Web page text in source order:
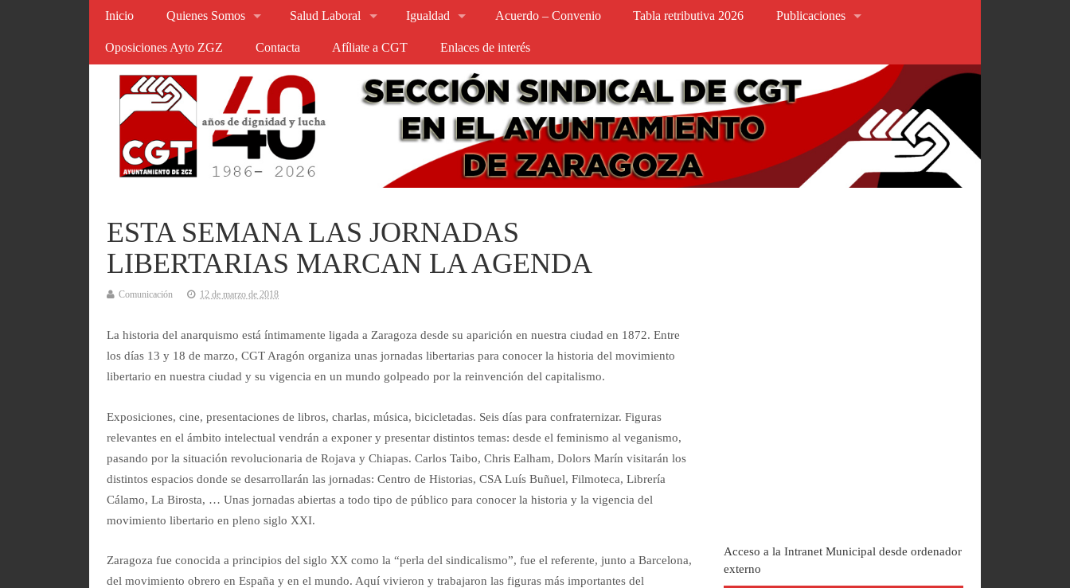
Inicio Quienes Somos Salud Laboral Igualdad Acuerdo – Convenio Tabla retributiva 2026 Publicaciones
Oposiciones Ayto ZGZ Contacta Afíliate a CGT Enlaces de interés
ESTA SEMANA LAS JORNADAS
LIBERTARIAS MARCAN LA AGENDA
Comunicación 12 de marzo de 2018
La historia del anarquismo está íntimamente ligada a Zaragoza desde su aparición en nuestra ciudad en 1872. Entre
los días 13 y 18 de marzo, CGT Aragón organiza unas jornadas libertarias para conocer la historia del movimiento
libertario en nuestra ciudad y su vigencia en un mundo golpeado por la reinvención del capitalismo.
Exposiciones, cine, presentaciones de libros, charlas, música, bicicletadas. Seis días para confraternizar. Figuras
relevantes en el ámbito intelectual vendrán a exponer y presentar distintos temas: desde el feminismo al veganismo,
pasando por la situación revolucionaria de Rojava y Chiapas. Carlos Taibo, Chris Ealham, Dolors Marín visitarán los
distintos espacios donde se desarrollarán las jornadas: Centro de Historias, CSA Luís Buñuel, Filmoteca, Librería
Cálamo, La Birosta, … Unas jornadas abiertas a todo tipo de público para conocer la historia y la vigencia del
movimiento libertario en pleno siglo XXI.
Zaragoza fue conocida a principios del siglo XX como la “perla del sindicalismo”, fue el referente, junto a Barcelona,
del movimiento obrero en España y en el mundo. Aquí vivieron y trabajaron las figuras más importantes del
Acceso a la Intranet Municipal desde ordenador
externo